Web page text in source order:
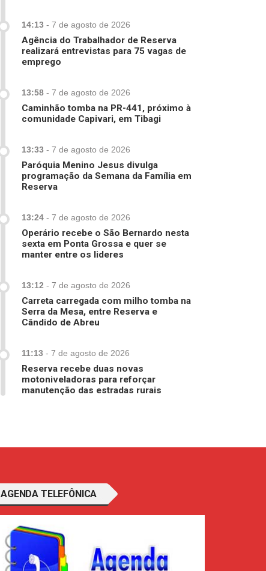
14:13 - 7 de agosto de 2026
Agência do Trabalhador de Reserva
realizará entrevistas para 75 vagas de
emprego
13:58 - 7 de agosto de 2026
Caminhão tomba na PR-441, próximo à
comunidade Capivari, em Tibagi
13:33 - 7 de agosto de 2026
Paróquia Menino Jesus divulga
programação da Semana da Família em
Reserva
13:24 - 7 de agosto de 2026
Operário recebe o São Bernardo nesta
sexta em Ponta Grossa e quer se
manter entre os lideres
13:12 - 7 de agosto de 2026
Carreta carregada com milho tomba na
Serra da Mesa, entre Reserva e
Cândido de Abreu
11:13 - 7 de agosto de 2026
Reserva recebe duas novas
motoniveladoras para reforçar
manutenção das estradas rurais
AGENDA TELEFÔNICA